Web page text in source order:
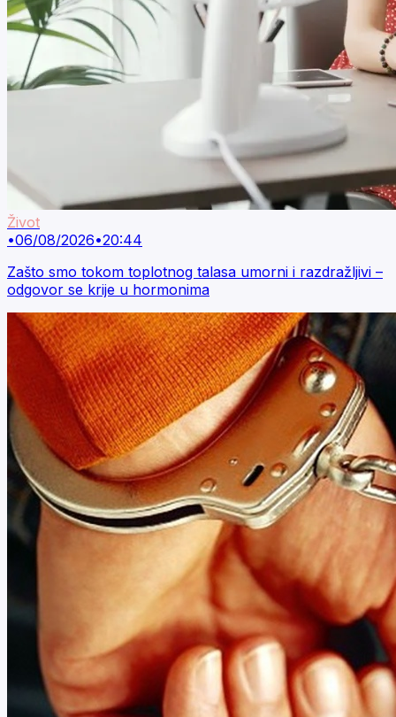
Život
•06/08/2026•20:44
Zašto smo tokom toplotnog talasa umorni i razdražljivi –
odgovor se krije u hormonima